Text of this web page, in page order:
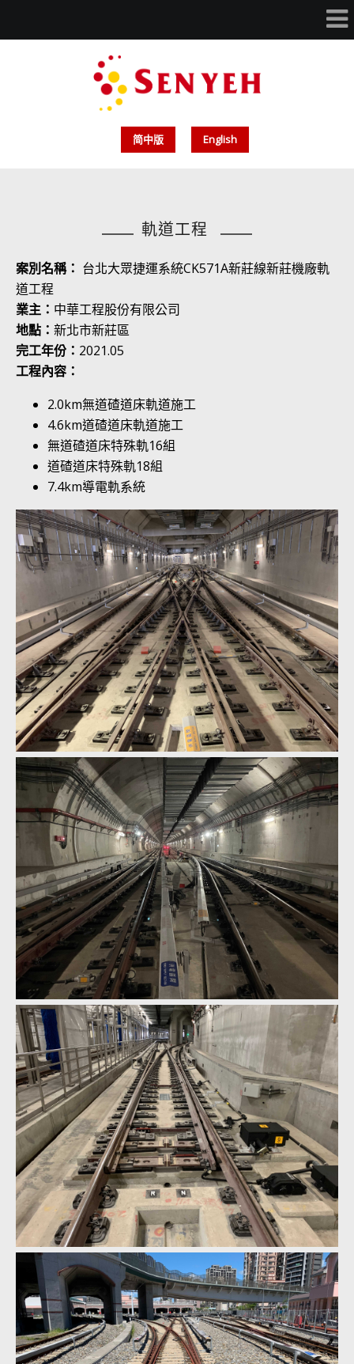
简中版 English
軌道工程
案別名稱： 台北大眾捷運系統CK571A新莊線新莊機廠軌
道工程
業主： 中華工程股份有限公司
地點： 新北市新莊區
完工年份： 2021.05
工程內容：
2.0km無道碴道床軌道施工
4.6km道碴道床軌道施工
無道碴道床特殊軌16組
道碴道床特殊軌18組
7.4km導電軌系統